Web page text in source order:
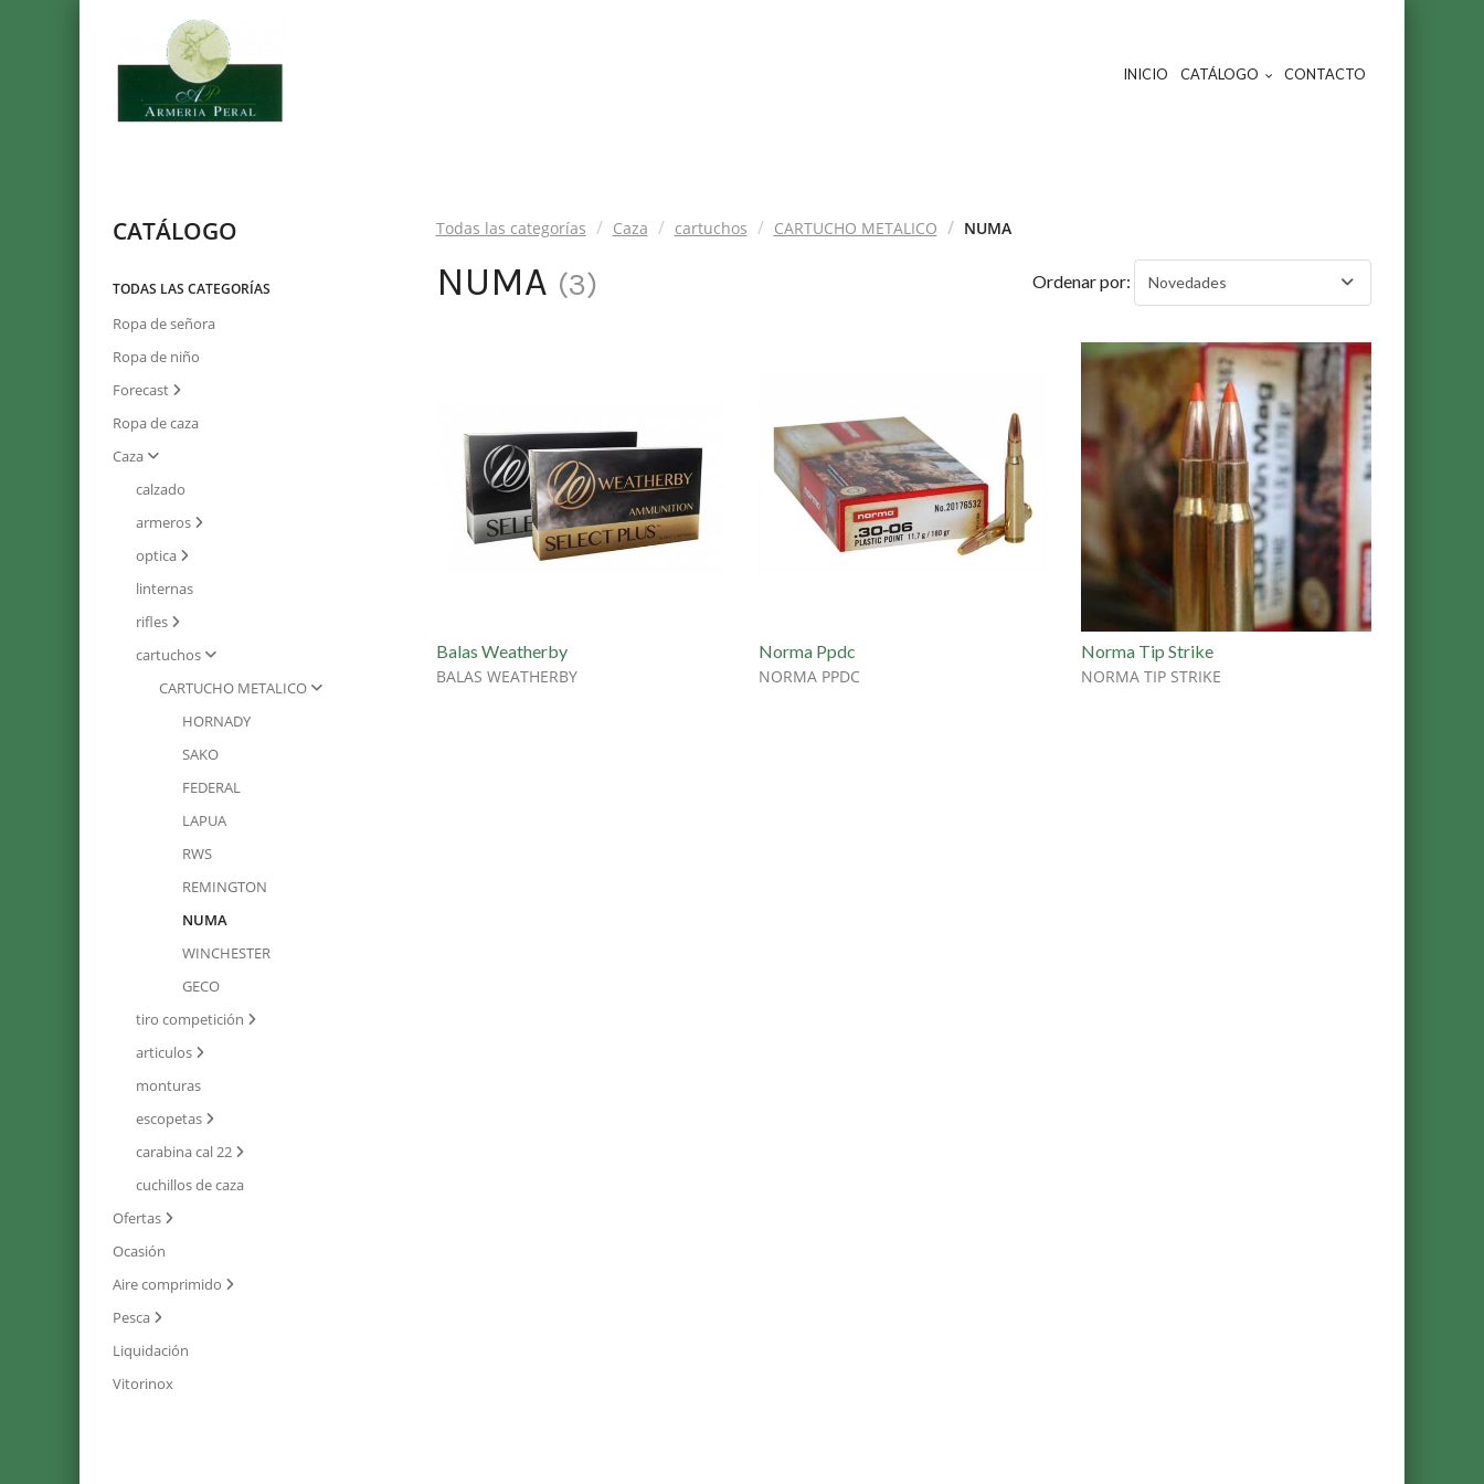
INICIO CATÁLOGO CONTACTO
CATÁLOGO
TODAS LAS CATEGORÍAS
Ropa de señora
Ropa de niño
Forecast
Ropa de caza
Caza
calzado
armeros
optica
linternas
rifles
cartuchos
CARTUCHO METALICO
HORNADY
SAKO
FEDERAL
LAPUA
RWS
REMINGTON
NUMA
WINCHESTER
GECO
tiro competición
articulos
monturas
escopetas
carabina cal 22
cuchillos de caza
Ofertas
Ocasión
Aire comprimido
Pesca
Liquidación
Vitorinox
Todas las categorías Caza cartuchos CARTUCHO METALICO NUMA
NUMA (3) Ordenar por: Novedades
Balas Weatherby
BALAS WEATHERBY
Norma Ppdc
NORMA PPDC
Norma Tip Strike
NORMA TIP STRIKE